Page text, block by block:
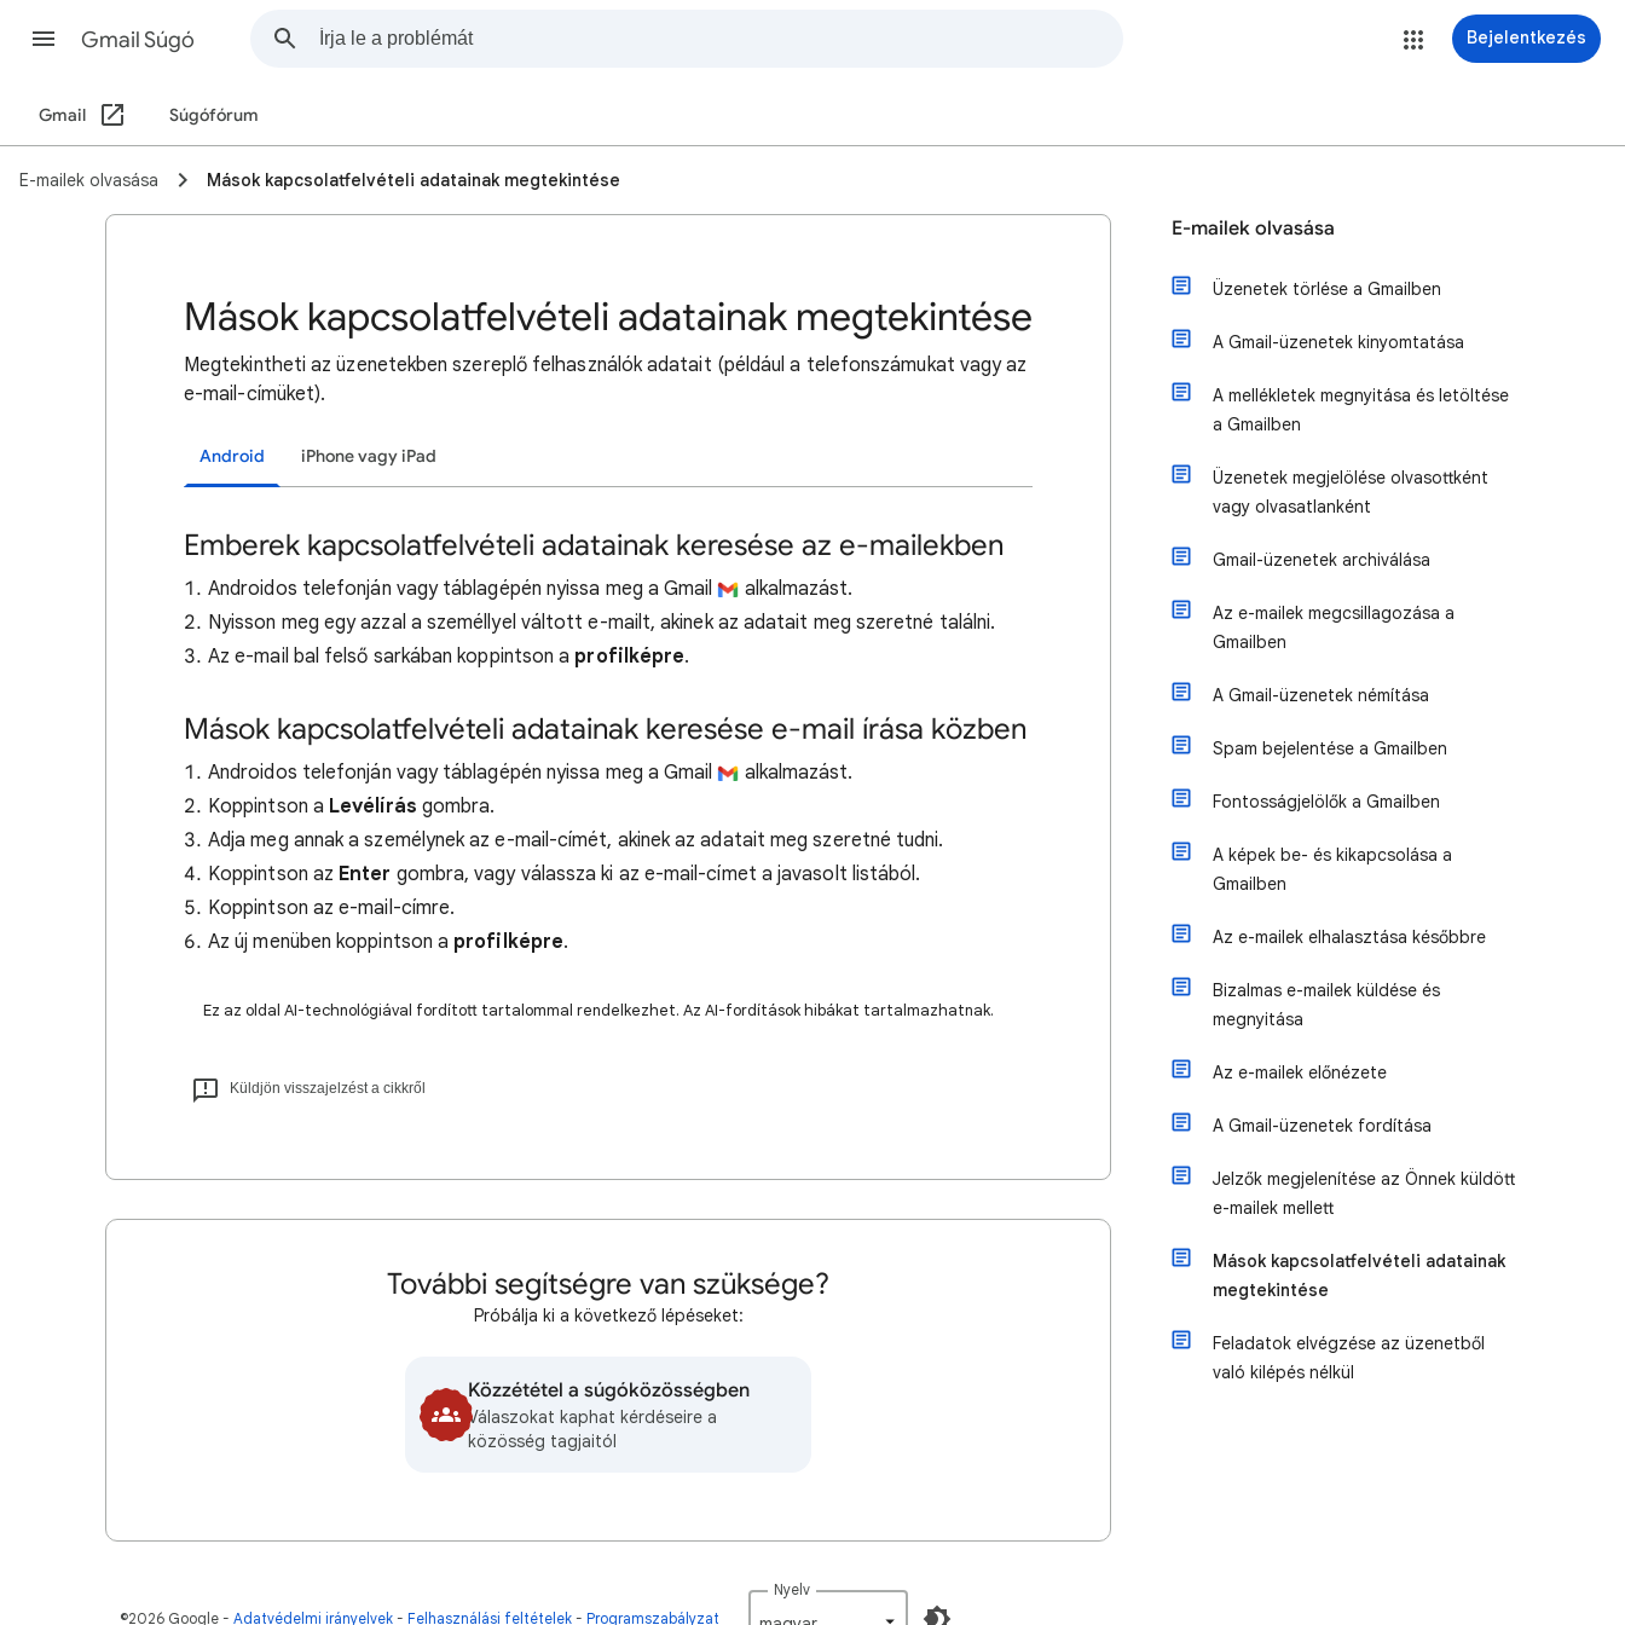
Gmail Súgó Bejelentkezés
Gmail Súgófórum
E-mailek olvasása Mások kapcsolatfelvételi adatainak megtekintése
Mások kapcsolatfelvételi adatainak megtekintése
Megtekintheti az üzenetekben szereplő felhasználók adatait (például a telefonszámukat vagy az
e-mail-címüket).
Android iPhone vagy iPad
Emberek kapcsolatfelvételi adatainak keresése az e-mailekben
Androidos telefonján vagy táblagépén nyissa meg a Gmail
alkalmazást.
Nyisson meg egy azzal a személlyel váltott e-mailt, akinek az adatait meg szeretné találni.
Az e-mail bal felső sarkában koppintson a profilképre.
Mások kapcsolatfelvételi adatainak keresése e-mail írása közben
Androidos telefonján vagy táblagépén nyissa meg a Gmail
alkalmazást.
Koppintson a Levélírás gombra.
Adja meg annak a személynek az e-mail-címét, akinek az adatait meg szeretné tudni.
Koppintson az Enter gombra, vagy válassza ki az e-mail-címet a javasolt listából.
Koppintson az e-mail-címre.
Az új menüben koppintson a profilképre.
Ez az oldal AI-technológiával fordított tartalommal rendelkezhet. Az AI-fordítások hibákat tartalmazhatnak.
Küldjön visszajelzést a cikkről
További segítségre van szüksége?
Próbálja ki a következő lépéseket:
Közzététel a súgóközösségben
Válaszokat kaphat kérdéseire a
közösség tagjaitól
E-mailek olvasása
Üzenetek törlése a Gmailben
A Gmail-üzenetek kinyomtatása
A mellékletek megnyitása és letöltése
a Gmailben
Üzenetek megjelölése olvasottként
vagy olvasatlanként
Gmail-üzenetek archiválása
Az e-mailek megcsillagozása a
Gmailben
A Gmail-üzenetek némítása
Spam bejelentése a Gmailben
Fontosságjelölők a Gmailben
A képek be- és kikapcsolása a
Gmailben
Az e-mailek elhalasztása későbbre
Bizalmas e-mailek küldése és
megnyitása
Az e-mailek előnézete
A Gmail-üzenetek fordítása
Jelzők megjelenítése az Önnek küldött
e-mailek mellett
Mások kapcsolatfelvételi adatainak
megtekintése
Feladatok elvégzése az üzenetből
való kilépés nélkül
©2026 Google Adatvédelmi irányelvek Felhasználási feltételek Programszabályzat
Nyelv